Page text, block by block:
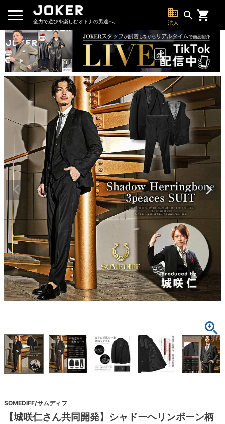
全力で遊びを楽しむオトナの男達へ。
business
法人
search
SOMEDIFF/サムディフ
【城咲仁さん共同開発】シャドーヘリンボーン柄